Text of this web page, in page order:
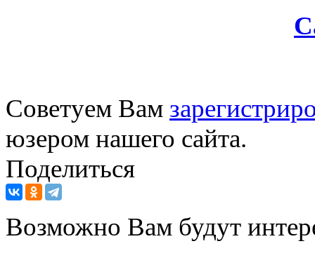
Советуем Вам
юзером нашего сайта.
Поделиться
Возможно Вам будут